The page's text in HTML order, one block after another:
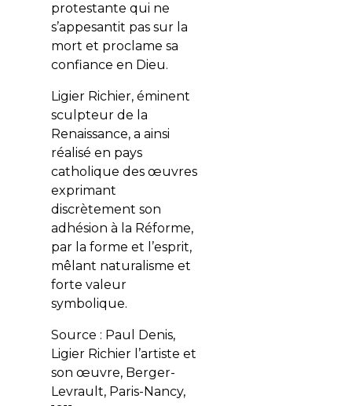
protestante qui ne
s’appesantit pas sur la
mort et proclame sa
confiance en Dieu.
Ligier Richier, éminent
sculpteur de la
Renaissance, a ainsi
réalisé en pays
catholique des œuvres
exprimant
discrètement son
adhésion à la Réforme,
par la forme et l’esprit,
mêlant naturalisme et
forte valeur
symbolique.
Source : Paul Denis,
Ligier Richier l’artiste et
son œuvre, Berger-
Levrault, Paris-Nancy,